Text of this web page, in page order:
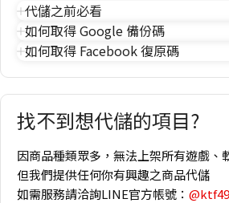
代儲之前必看
如何取得 Google 備份碼
如何取得 Facebook 復原碼
找不到想代儲的項目?
因商品種類眾多，無法上架所有遊戲、
但我們提供任何你有興趣之商品代儲
如需服務請洽詢LINE官方帳號：